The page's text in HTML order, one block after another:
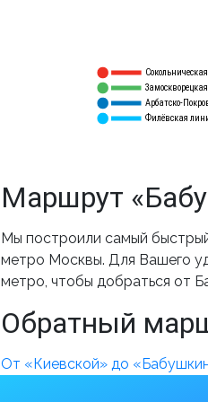
Арбатско-
Филёвская
Маршрут
Мы построили самый
метро Москвы. Для Вашего
метро, чтобы добраться от
Обратный
От «Киевской» до